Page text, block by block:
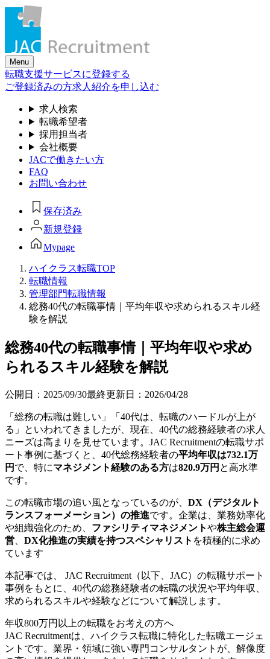
Skip
content
Menu
転職支援サービスに登録する
ご登録済みの方求人紹介を申し込む
求人検索
転職希望者
採用担当者
会社概要
JACで働きたい方
FAQ
お問い合わせ
保存済み
新規登録
Mypage
ハイクラス転職TOP
転職情報
管理部門転職情報
総務40代の転職事情｜平均年収や求められるスキル経
験を解説
総務40代の転職事情｜平均年収や求め
られるスキル経験を解説
公開日： 2025/09/30最終更新日： 2026/04/28
「総務の転職は難しい」「40代は、転職のハードルが上が
る」といわれてきましたが、現在、40代の総務経験者の求人
ニーズは高まりを見せています。JAC Recruitmentの転職サポ
ート事例に基づくと、40代総務経験者の平均年収は732.1万
円 で、特にマネジメント経験のある方は820.9万円 と高水準
です。
この転職市場の追い風となっているのが、 DX（デジタルト
ランスフォーメーション）の推進です。企業は、業務効率化
や組織強化のため、 ファシリティマネジメントや株主総会運
営
DX化推進の実績を持つスペシャリスト を積極的に求め
ています
本記事では、 JAC Recruitment（以下、JAC）の転職サポート
事例をもとに、40代の総務経験者の転職の状況や平均年収、
求められるスキルや経験などについて解説します。
年収800万円以上の転職をお考えの方へ
JAC Recruitmentは、ハイクラス転職に特化した転職エージェ
ントです。 業界・領域に強い専門コンサルタントが、解像度